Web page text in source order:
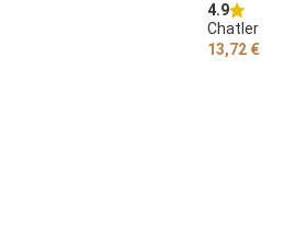
4.9
Chatler
13,72 €